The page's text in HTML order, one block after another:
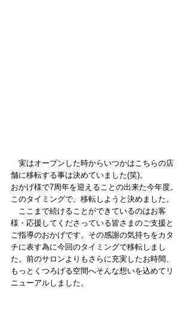
実はオープンした時からいつかはこちらの店
舗に移転する事は決めていました(笑)。
おかげ様で7周年を迎えることの出来た今年度。
このタイミングで、移転しようと決めました。
ここまで続けることができているのはお客
様・応援してくださっている皆さまのご支援と
ご指導のおかげです。その感謝の気持ちをカタ
チに表す為に今回のタイミングで移転しまし
た。前のサロンよりもさらに充実したお時間、
もっとくつろげる空間へそんな想いを込めてリ
ニューアルしました。